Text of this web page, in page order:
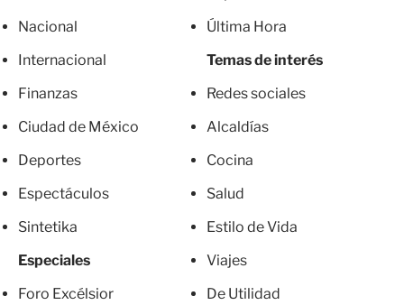
Nacional
Internacional
Finanzas
Ciudad de México
Deportes
Espectáculos
Sintetika
Especiales
Foro Excélsior
Última Hora
Temas de interés
Redes sociales
Alcaldías
Cocina
Salud
Estilo de Vida
Viajes
De Utilidad